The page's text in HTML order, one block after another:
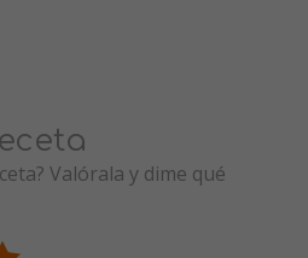
Valórala y dime qué